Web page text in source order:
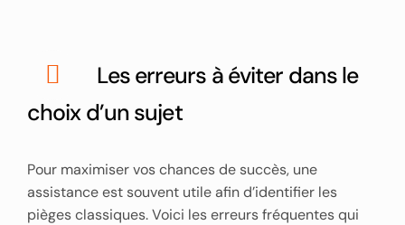
Les erreurs à éviter dans le
choix d’un sujet
Pour maximiser vos chances de succès, une
assistance est souvent utile afin d’identifier les
pièges classiques. Voici les erreurs fréquentes qui